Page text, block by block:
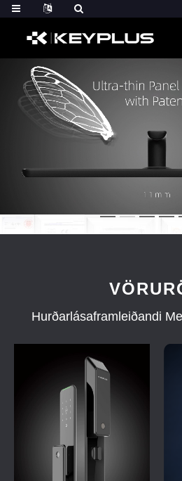
Hurðarlásaframleiðandi